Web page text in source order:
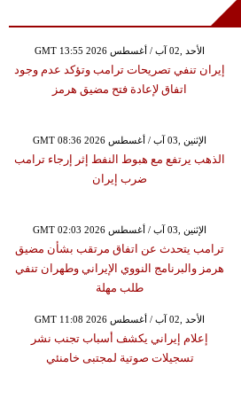
GMT 13:55 2026 الأحد ,02 آب / أغسطس
إيران تنفي تصريحات ترامب وتؤكد عدم وجود
اتفاق لإعادة فتح مضيق هرمز
GMT 08:36 2026 الإثنين ,03 آب / أغسطس
الذهب يرتفع مع هبوط النفط إثر إرجاء ترامب
ضرب إيران
GMT 02:03 2026 الإثنين ,03 آب / أغسطس
ترامب يتحدث عن اتفاق مرتقب بشأن مضيق
هرمز والبرنامج النووي الإيراني وطهران تنفي
طلب مهلة
GMT 11:08 2026 الأحد ,02 آب / أغسطس
إعلام إيراني يكشف أسباب تجنب نشر
تسجيلات صوتية لمجتبى خامنئي